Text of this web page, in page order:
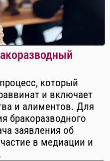
который
и включает
и алиментов. Для
бракоразводного
заявления об
в медиации и